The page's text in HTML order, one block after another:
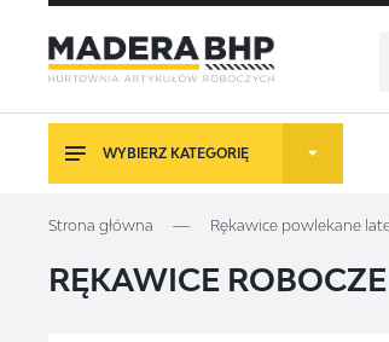
WYBIERZ KATEGORIĘ
Strona główna Rękawice powlekane
RĘKAWICE